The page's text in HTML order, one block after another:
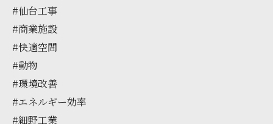
#仙台工事
#商業施設
#快適空間
#動物
#環境改善
#エネルギー効率
#細野工業